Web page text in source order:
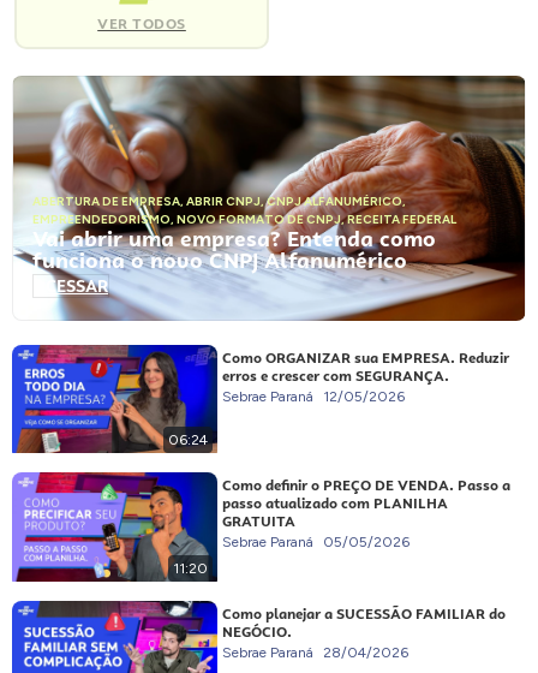
VER TODOS
ABERTURA DE EMPRESA, ABRIR CNPJ,CNPJ ALFANUMÉRICO,
EMPREENDEDORISMO, NOVO FORMATO DE CNPJ,RECEITA FEDERAL
Vai abrir uma empresa? Entenda como
funciona o novo CNPJ Alfanumérico
ACESSAR
06:24
Como ORGANIZAR sua EMPRESA. Reduzir
erros e crescer com SEGURANÇA.
Sebrae Paraná 12/05/2026
11:20
Como definir o PREÇO DE VENDA. Passo a
passo atualizado com PLANILHA
GRATUITA
Sebrae Paraná 05/05/2026
Como planejar a SUCESSÃO FAMILIAR do
NEGÓCIO.
Sebrae Paraná 28/04/2026